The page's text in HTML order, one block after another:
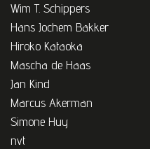
Wim T. Schippers
Hans Jochem Bakker
Hiroko Kataoka
Mascha de Haas
Jan Kind
Marcus Akerman
Simone Huy
nvt